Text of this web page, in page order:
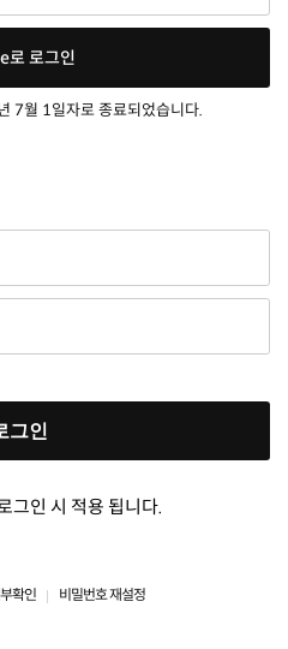
로 로그인
7월 1일자로 종료되었습니다.
그인
그인 시 적용 됩니다.
확인 비밀번호 재설정